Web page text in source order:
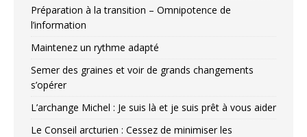
Préparation à la transition – Omnipotence de
l’information
Maintenez un rythme adapté
Semer des graines et voir de grands changements
s’opérer
L’archange Michel : Je suis là et je suis prêt à vous aider
Le Conseil arcturien : Cessez de minimiser les